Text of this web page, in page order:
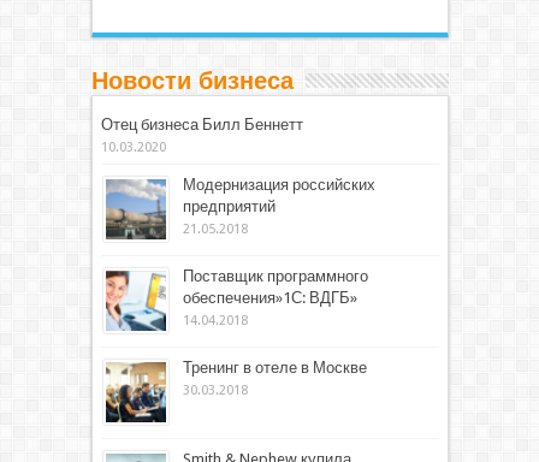
Новости бизнеса
Отец бизнеса Билл Беннетт
10.03.2020
Модернизация российских
предприятий
21.05.2018
Поставщик программного
обеспечения»1С: ВДГБ»
14.04.2018
Тренинг в отеле в Москве
30.03.2018